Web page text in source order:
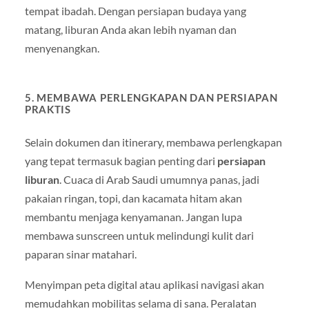
tempat ibadah. Dengan persiapan budaya yang
matang, liburan Anda akan lebih nyaman dan
menyenangkan.
5. MEMBAWA PERLENGKAPAN DAN PERSIAPAN
PRAKTIS
Selain dokumen dan itinerary, membawa perlengkapan
yang tepat termasuk bagian penting dari persiapan
liburan. Cuaca di Arab Saudi umumnya panas, jadi
pakaian ringan, topi, dan kacamata hitam akan
membantu menjaga kenyamanan. Jangan lupa
membawa sunscreen untuk melindungi kulit dari
paparan sinar matahari.
Menyimpan peta digital atau aplikasi navigasi akan
memudahkan mobilitas selama di sana. Peralatan